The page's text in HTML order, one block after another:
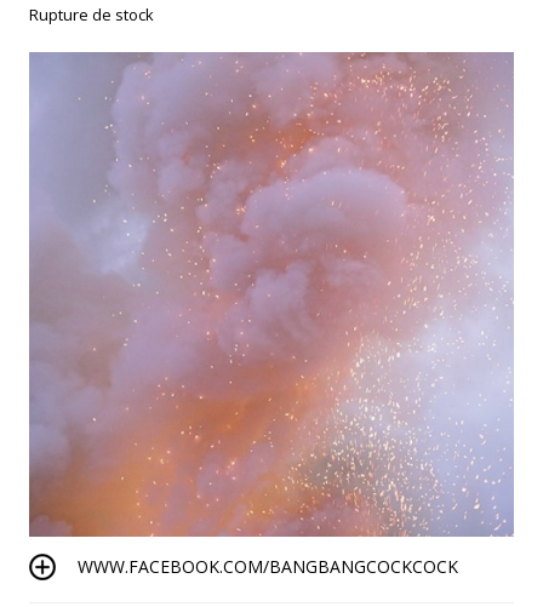
WWW.FACEBOOK.COM/BANGBANGCOCKCOCK
Rupture de stock